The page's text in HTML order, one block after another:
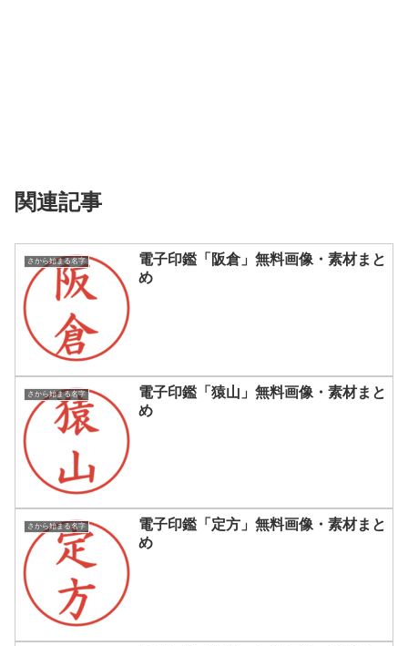
関連記事
さから始まる名字
電子印鑑「阪倉」無料画像・素材まと
め
さから始まる名字
電子印鑑「猿山」無料画像・素材まと
め
さから始まる名字
電子印鑑「定方」無料画像・素材まと
め